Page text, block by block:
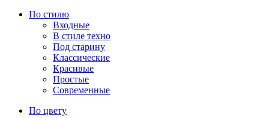
По стилю
Входные
В стиле техно
Под старину
Классические
Красивые
Простые
Современные
По цвету